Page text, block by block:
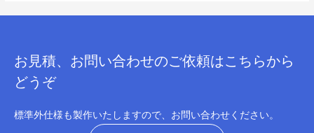
お見積、お問い合わせのご依頼はこちらから
どうぞ
標準外仕様も製作いたしますので、お問い合わせください。